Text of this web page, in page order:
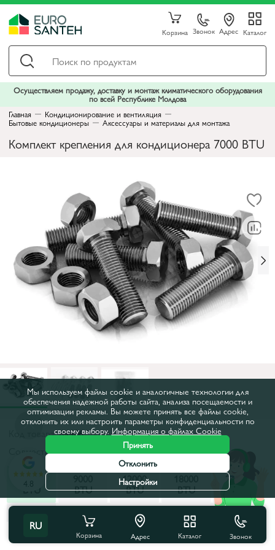
Корзина Звонок Адрес Каталог
Осуществляем продажу, доставку и монтаж климатического оборудования
по всей Республике Молдова
Главная
Кондиционирование и вентиляция
Бытовые кондиционеры Аксессуары и материалы для монтажа
Комплект крепления для кондиционера 7000 BTU
Код товара:64406
Совместимость:7000 BTU
7000
BTU BTU
12000
BTU BTU
24000
BTU
BTU
Все характеристики
RU
Корзина Адрес Каталог Звонок
4.8
Мы используем файлы cookie и аналогичные технологии для
обеспечения надежной работы сайта, анализа посещаемости и
оптимизации рекламы. Вы можете принять все файлы cookie,
отклонить их или настроить параметры конфиденциальности по
своему выбору. Информация о файлах Cookie
Принять
Отклонить
Настройки